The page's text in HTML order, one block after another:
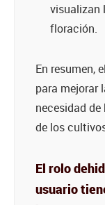
visualizan
floración.
En resumen,
para mejorar
necesidad
de los
El rolo
usuario